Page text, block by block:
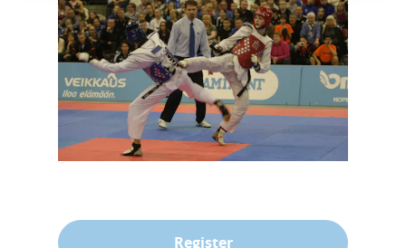
Register